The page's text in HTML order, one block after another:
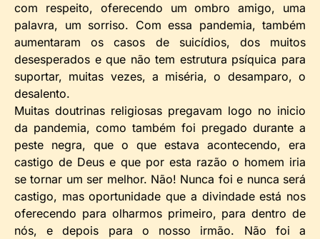
com respeito, oferecendo um ombro amigo, uma
palavra, um sorriso. Com essa pandemia, também
aumentaram os casos de suicídios, dos muitos
desesperados e que não tem estrutura psíquica para
suportar, muitas vezes, a miséria, o desamparo, o
desalento.
Muitas doutrinas religiosas pregavam logo no inicio
da pandemia, como também foi pregado durante a
peste negra, que o que estava acontecendo, era
castigo de Deus e que por esta razão o homem iria
se tornar um ser melhor. Não! Nunca foi e nunca será
castigo, mas oportunidade que a divindade está nos
oferecendo para olharmos primeiro, para dentro de
nós, e depois para o nosso irmão. Não foi a